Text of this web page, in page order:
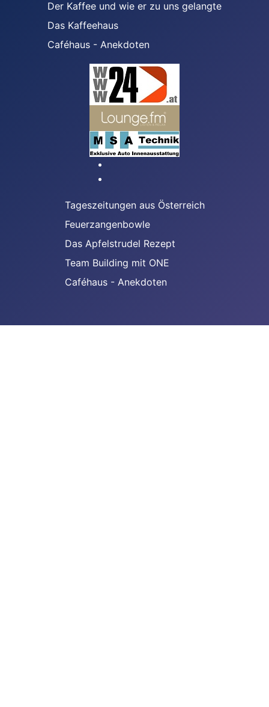
Der Kaffee und wie er zu uns gelangte
Das Kaffeehaus
Caféhaus - Anekdoten
Tageszeitungen aus Österreich
Feuerzangenbowle
Das Apfelstrudel Rezept
Team Building mit ONE
Caféhaus - Anekdoten